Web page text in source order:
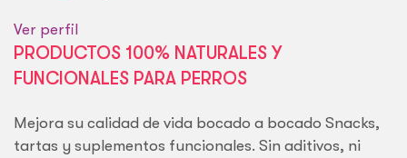
Ver perfil
PRODUCTOS 100% NATURALES Y
FUNCIONALES PARA PERROS
Mejora su calidad de vida bocado a bocado Snacks,
tartas y suplementos funcionales. Sin aditivos, ni